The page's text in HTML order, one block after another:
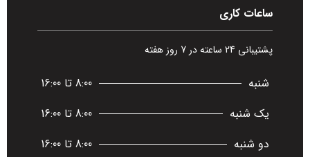
ساعات کاری
پشتیبانی 24 ساعته در 7 روز هفته
شنبه
8:00 تا 16:00
یک شنبه
8:00 تا 16:00
دو شنبه
8:00 تا 16:00